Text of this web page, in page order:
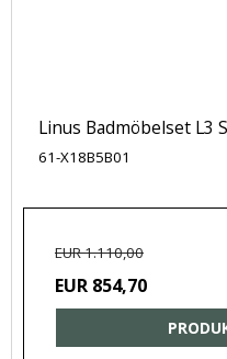
Linus Badmöbelset L3
61-X18B5B01
EUR 1.110,00
EUR 854,70